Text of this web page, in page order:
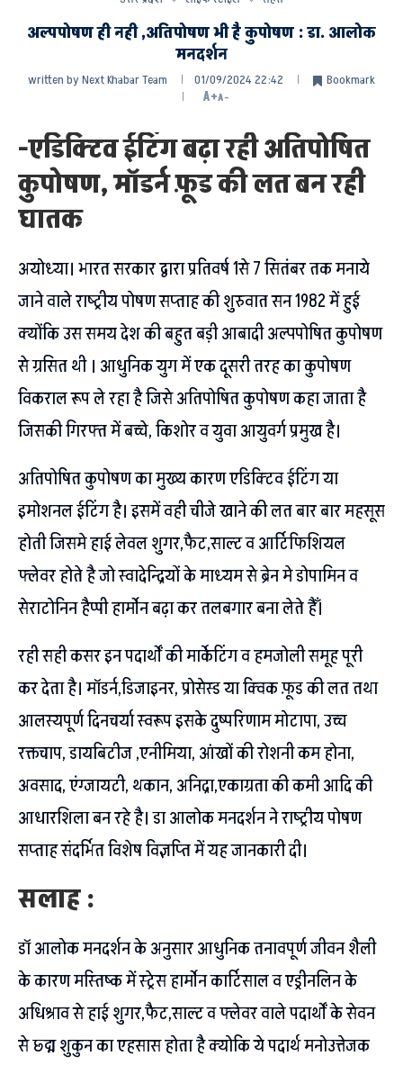
अल्पपोषण ही नही ,अतिपोषण भी है कुपोषण : डा. आलोक
मनदर्शन
written byNext Khabar Team 01/09/2024 22:42
Bookmark
A+A-
-एडिक्टिव ईटिंग बढ़ा रही अतिपोषित
कुपोषण, मॉडर्न फ़ूड की लत बन रही
घातक
अयोध्या। भारत सरकार द्वारा प्रतिवर्ष 1से 7 सितंबर तक मनाये
जाने वाले राष्ट्रीय पोषण सप्ताह की शुरुवात सन 1982 में हुई
क्योंकि उस समय देश की बहुत बड़ी आबादी अल्पपोषित कुपोषण
से ग्रसित थी । आधुनिक युग में एक दूसरी तरह का कुपोषण
विकराल रूप ले रहा है जिसे अतिपोषित कुपोषण कहा जाता है
जिसकी गिरफ्त में बच्चे, किशोर व युवा आयुवर्ग प्रमुख है।
अतिपोषित कुपोषण का मुख्य कारण एडिक्टिव ईटिंग या
इमोशनल ईटिंग है। इसमें वही चीजे खाने की लत बार बार महसूस
होती जिसमे हाई लेवल शुगर,फैट,साल्ट व आर्टिफिशियल
फ्लेवर होते है जो स्वादेन्द्रियों के माध्यम से ब्रेन मे डोपामिन व
सेराटोनिन हैप्पी हार्मोन बढ़ा कर तलबगार बना लेते हैँ।
रही सही कसर इन पदार्थों की मार्केटिंग व हमजोली समूह पूरी
कर देता है। मॉडर्न,डिजाइनर, प्रोसेस्ड या क्विक फ़ूड की लत तथा
आलस्यपूर्ण दिनचर्या स्वरूप इसके दुष्परिणाम मोटापा, उच्च
रक्तचाप, डायबिटीज ,एनीमिया, आंखों की रोशनी कम होना,
अवसाद, एंग्जायटी, थकान, अनिद्रा,एकाग्रता की कमी आदि की
आधारशिला बन रहे है। डा आलोक मनदर्शन ने राष्ट्रीय पोषण
सप्ताह संदर्भित विशेष विज्ञप्ति में यह जानकारी दी।
सलाह :
डॉ आलोक मनदर्शन के अनुसार आधुनिक तनावपूर्ण जीवन शैली
के कारण मस्तिष्क में स्ट्रेस हार्मोन कार्टिसाल व एड्रीनलिन के
अधिश्राव से हाई शुगर,फैट,साल्ट व फ्लेवर वाले पदार्थों के सेवन
से छ्द्म शुकुन का एहसास होता है क्योकि ये पदार्थ मनोउत्तेजक